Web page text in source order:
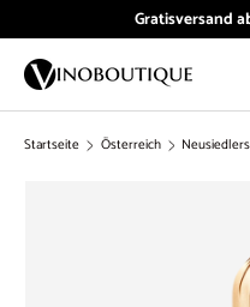
Direkt zum Inhalt
Gratisversand
Suchen
Startseite Österreich